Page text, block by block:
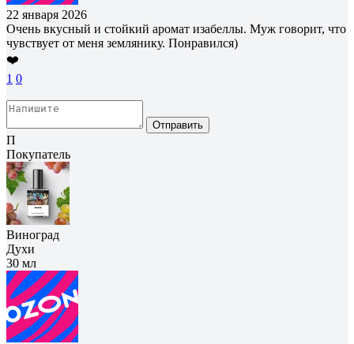
22 января 2026
Очень вкусный и стойкий аромат изабеллы. Муж говорит, что
чувствует от меня землянику. Понравился)
❤️
1 0
Отправить
П
Покупатель
Виноград
Духи
30 мл